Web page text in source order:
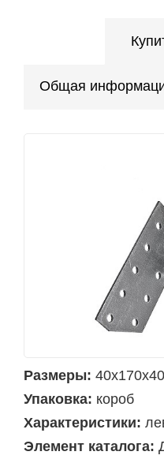
Общая
Размеры: 40х170х40
Упаковка: короб
Характеристики:
Элемент каталога: